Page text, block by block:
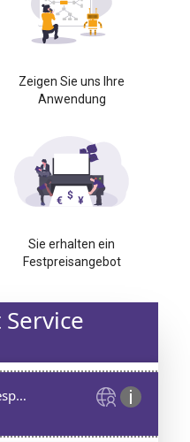
Zeigen Sie uns Ihre
Anwendung
Sie erhalten ein
Festpreisangebot